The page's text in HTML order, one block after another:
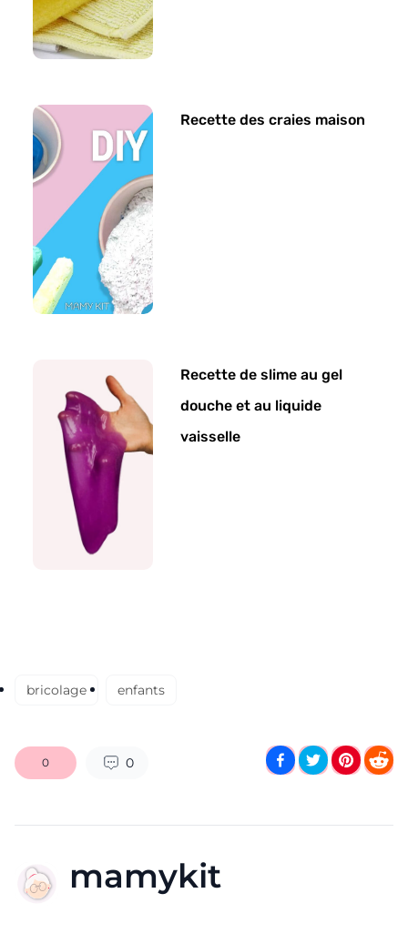
Recette des craies maison
Recette de slime au gel
douche et au liquide
vaisselle
bricolage enfants
0 0
mamykit